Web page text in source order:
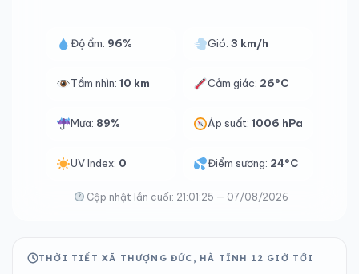
Độ ẩm: 96% Gió:3 km/h
Tầm nhìn: 10 km Cảm giác: 26°C
Mưa: 89% Áp suất:1006 hPa
UV Index: 0 Điểm sương: 24°C
Cập nhật lần cuối: 21:01:25 — 07/08/2026
THỜI TIẾT XÃ THƯỢNG ĐỨC, HÀ TĨNH 12 GIỜ TỚI